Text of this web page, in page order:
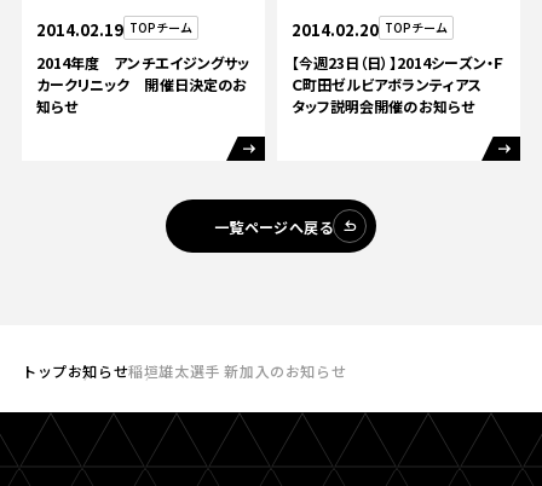
2014.02.19 TOPチーム
2014年度 アンチエイジングサッ
カークリニック 開催日決定のお
知らせ
2014.02.20 TOPチーム
【今週23日（日）】2014シーズン・Ｆ
Ｃ町田ゼルビアボランティアス
タッフ説明会開催のお知らせ
一覧ページへ戻る
トップお知らせ稲垣雄太選手 新加入のお知らせ